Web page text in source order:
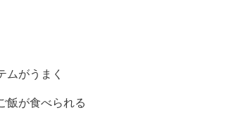
ムがうまく
飯が食べられる